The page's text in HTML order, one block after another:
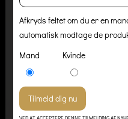
Afkryds feltet om du er en
automatisk modtage de
Mand
Kvinde